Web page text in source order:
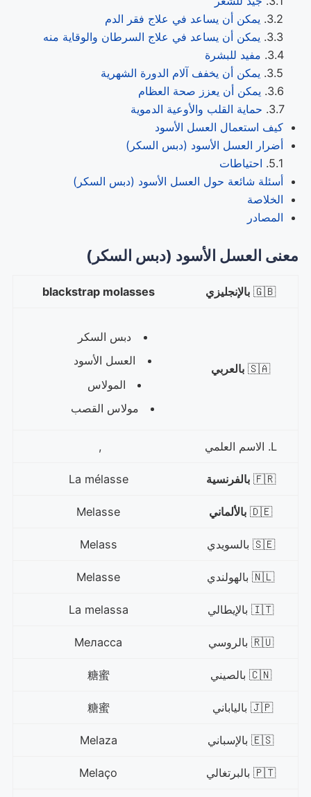
يمكن أن يساعد في علاج فقر الدم
يمكن أن يساعد في علاج السرطان والوقاية منه
مفيد للبشرة
يمكن أن يخفف آلام الدورة الشهرية
يمكن أن يعزز صحة العظام
حماية القلب والأوعية الدموية
كيف استعمال العسل الأسود
أضرار العسل الأسود (دبس السكر)
احتياطات
أسئلة شائعة حول العسل الأسود (دبس السكر)
الخلاصة
المصادر
معنى العسل الأسود (دبس السكر)
🇬🇧 بالإنجليزي blackstrap molasses
🇸🇦 بالعربي
دبس السكر
العسل الأسود
المولاس
مولاس القصب
L. الاسم العلمي ,
🇫🇷 بالفرنسية La mélasse
🇩🇪 بالألماني
🇸🇪 بالسويدي
🇳🇱 بالهولندي
🇮🇹 بالإيطالي
🇷🇺 بالروسي
🇨🇳 بالصيني 糖蜜
🇯🇵 بالياباني 糖蜜
🇪🇸 بالإسباني
🇵🇹 بالبرتغالي